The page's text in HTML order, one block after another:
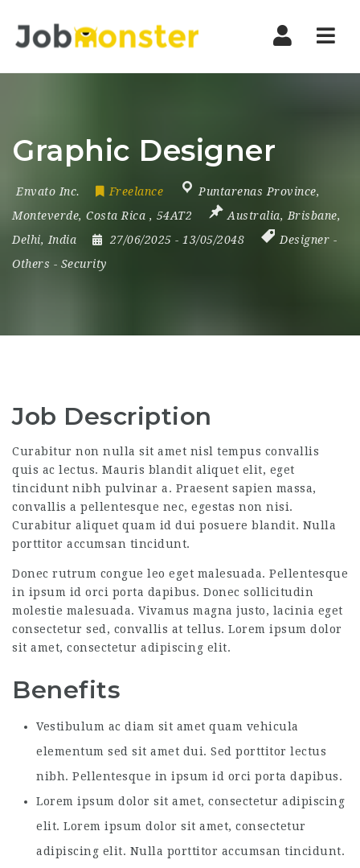
Graphic Designer
Envato Inc. Freelance Puntarenas Province,
Monteverde, Costa Rica , 54AT2 Australia, Brisbane,
Delhi, India 27/06/2025 - 13/05/2048 Designer -
Others - Security
Job Description
Curabitur non nulla sit amet nisl tempus convallis
quis ac lectus. Mauris blandit aliquet elit, eget
tincidunt nibh pulvinar a. Praesent sapien massa,
convallis a pellentesque nec, egestas non nisi.
Curabitur aliquet quam id dui posuere blandit. Nulla
porttitor accumsan tincidunt.
Donec rutrum congue leo eget malesuada. Pellentesque
in ipsum id orci porta dapibus. Donec sollicitudin
molestie malesuada. Vivamus magna justo, lacinia eget
consectetur sed, convallis at tellus. Lorem ipsum dolor
sit amet, consectetur adipiscing elit.
Benefits
Vestibulum ac diam sit amet quam vehicula
elementum sed sit amet dui. Sed porttitor lectus
nibh. Pellentesque in ipsum id orci porta dapibus.
Lorem ipsum dolor sit amet, consectetur adipiscing
elit. Lorem ipsum dolor sit amet, consectetur
adipiscing elit. Nulla porttitor accumsan tincidunt.